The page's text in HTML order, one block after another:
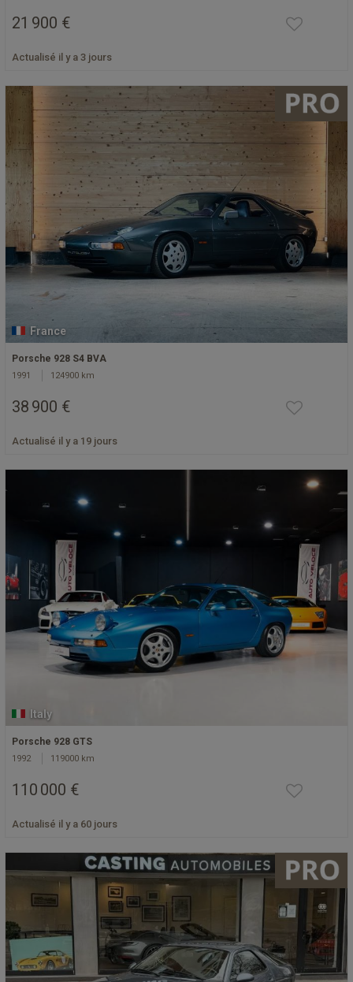
21 900 €
Actualisé il y a 3 jours
France
Porsche 928 S4 BVA
1991 124900 km
38 900 €
Actualisé il y a 19 jours
Italy
Porsche 928 GTS
1992 119000 km
110 000 €
Actualisé il y a 60 jours